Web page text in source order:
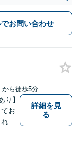
でお問い合わせ
から徒歩5分
り】
てお
る
詳細を見
る